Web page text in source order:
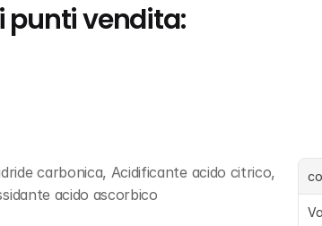
punti vendita:
carbonica, Acidificante acido citrico,
acido ascorbico